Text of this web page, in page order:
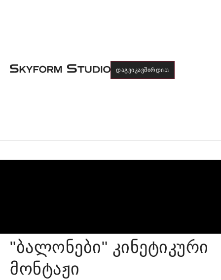
ᲓᲐᲒᲕᲘᲙᲐᲕᲨᲘᲠᲓᲘᲗMenu
"ბალონები" კინეტიკური
მონტაჟი